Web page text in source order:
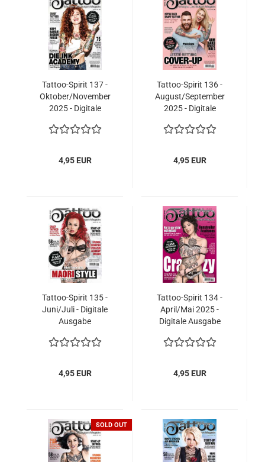
Tattoo-Spirit 137 -
Oktober/November
2025 - Digitale
4,95 EUR
Tattoo-Spirit 136 -
August/September
2025 - Digitale
4,95 EUR
Tattoo-Spirit 135 -
Juni/Juli - Digitale
Ausgabe
4,95 EUR
Tattoo-Spirit 134 -
April/Mai 2025 -
Digitale Ausgabe
4,95 EUR
SOLD OUT